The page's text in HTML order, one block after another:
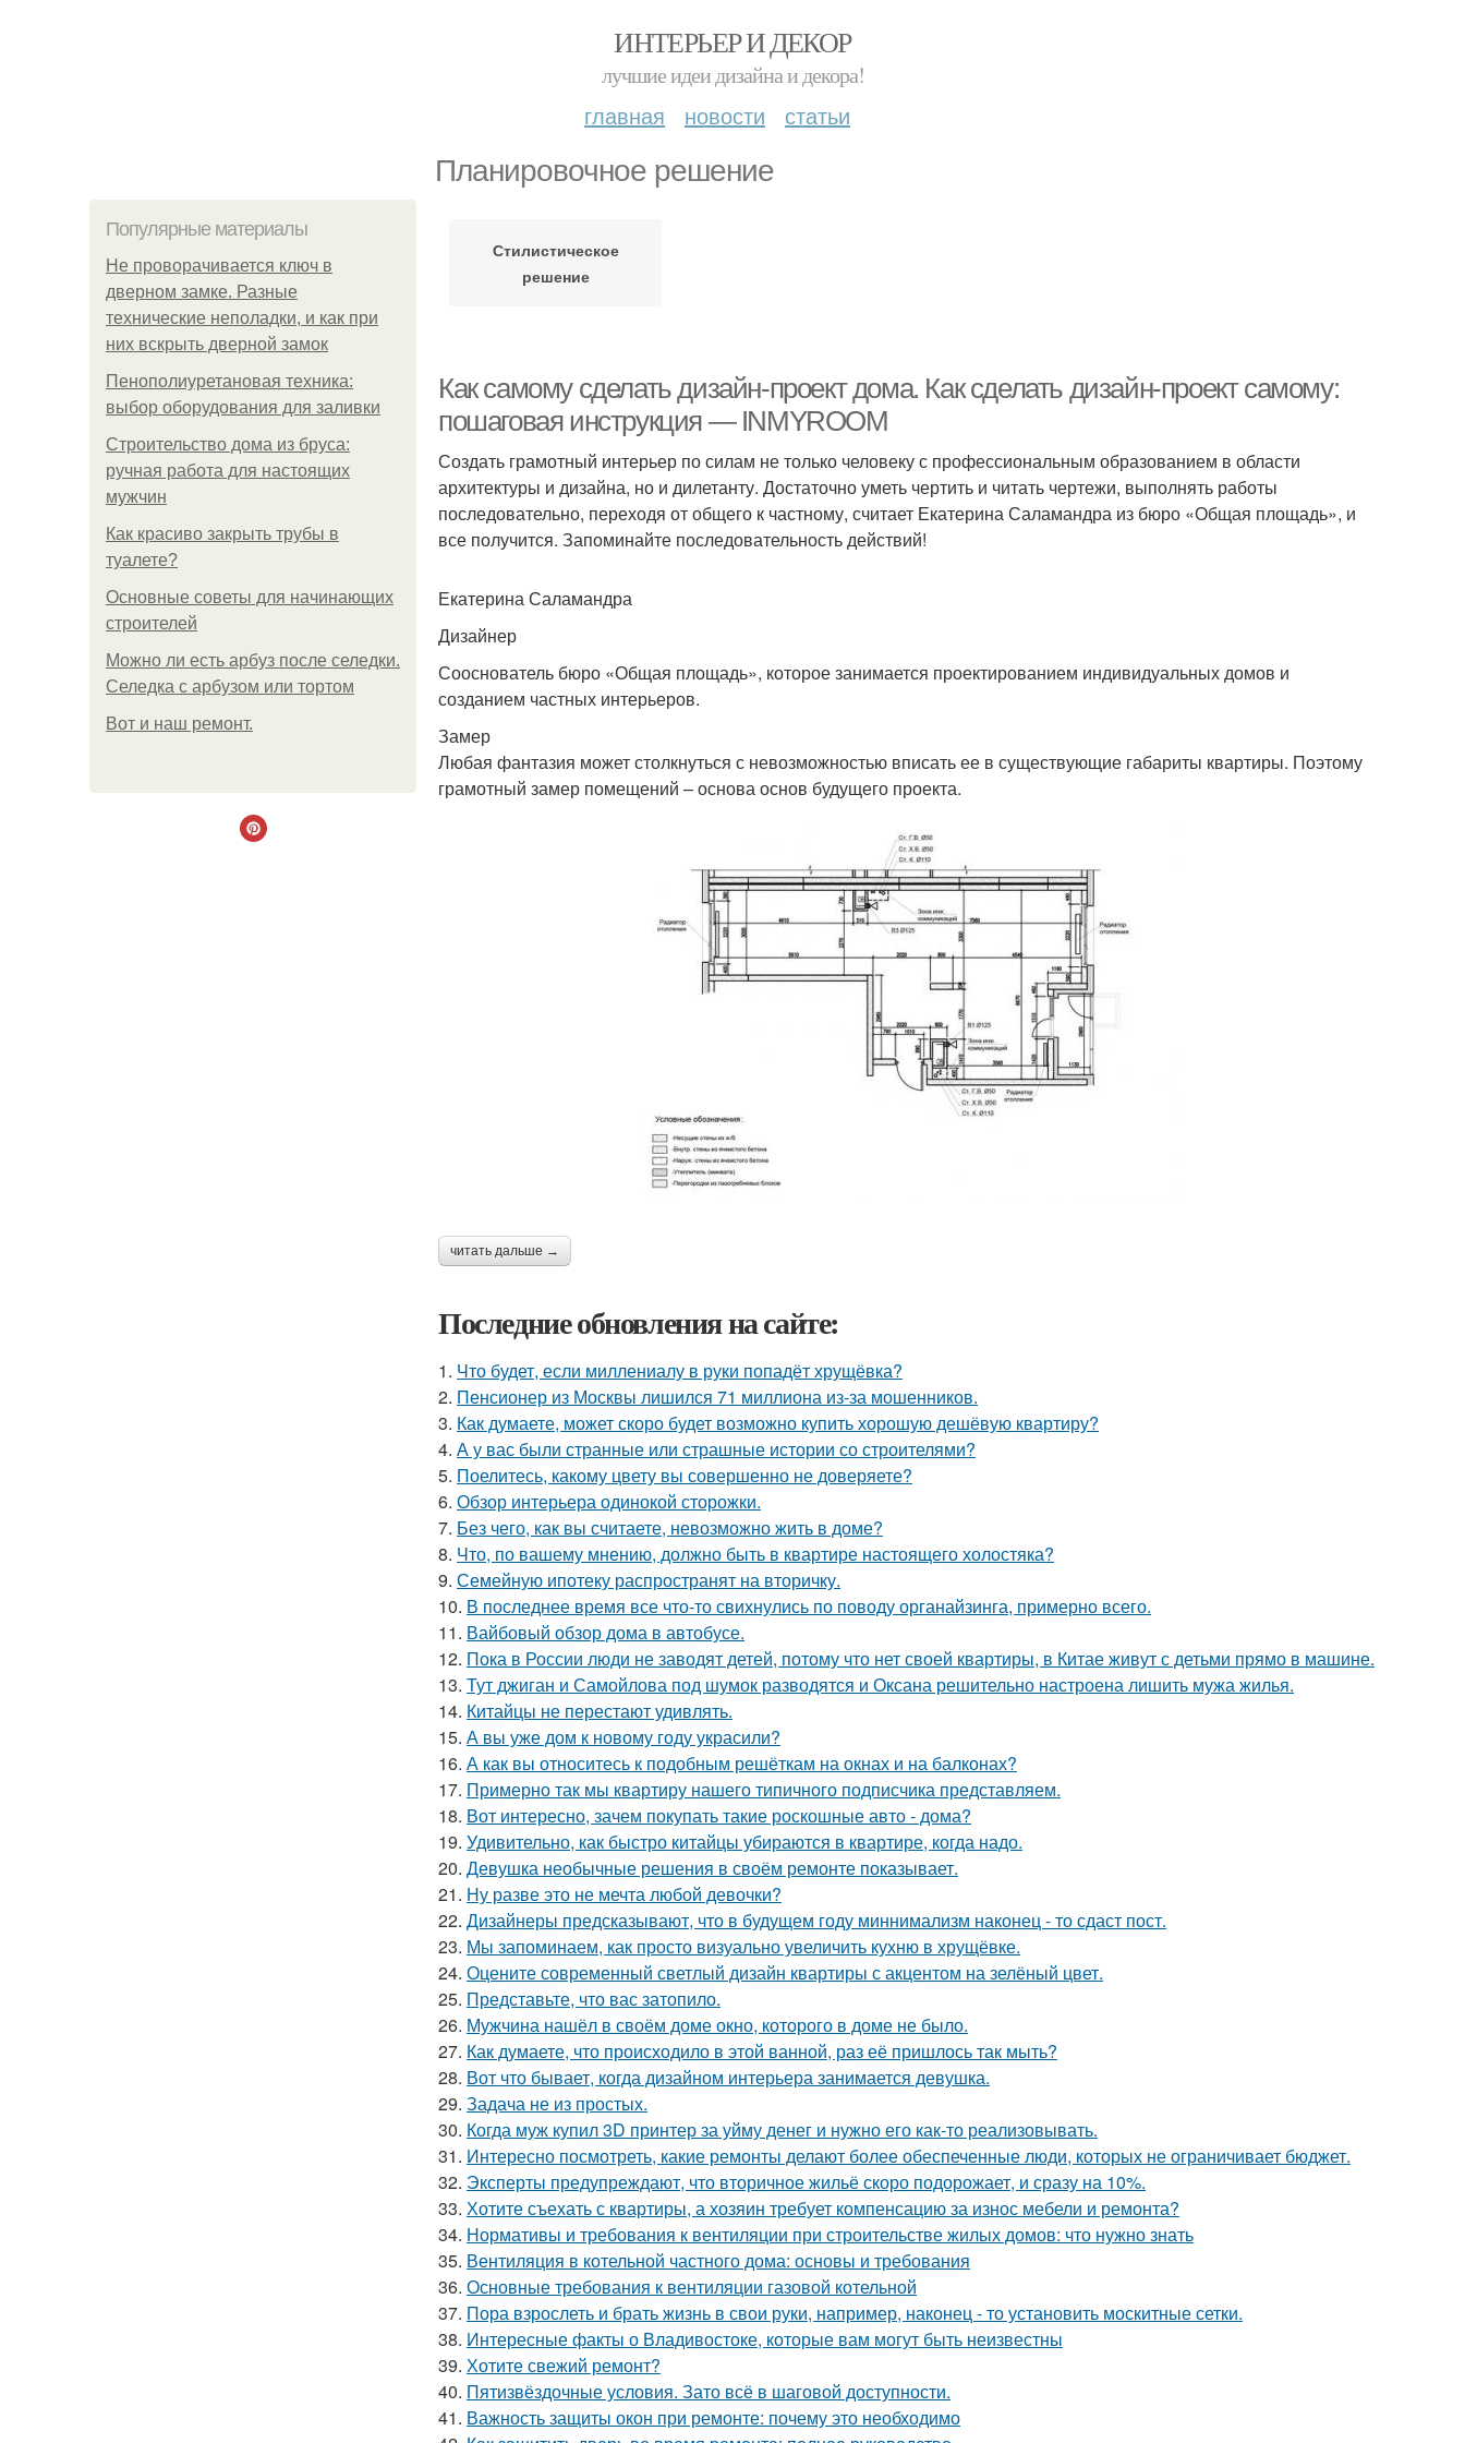
ИНТЕРЬЕР И ДЕКОР
лучшие идеи дизайна и декора!
главная новости статьи
Планировочное решение
Популярные материалы
Не проворачивается ключ в
дверном замке. Разные
технические неполадки, и как при
них вскрыть дверной замок
Пенополиуретановая техника:
выбор оборудования для заливки
Строительство дома из бруса:
ручная работа для настоящих
мужчин
Как красиво закрыть трубы в
туалете?
Основные советы для начинающих
строителей
Можно ли есть арбуз после селедки.
Селедка с арбузом или тортом
Boт и наш ремoнт.
Стилистическое
решение
Как самому сделать дизайн-проект дома. Как сделать дизайн-проект самому:
пошаговая инструкция — INMYROOM
Создать грамотный интерьер по силам не только человеку с профессиональным образованием в области
архитектуры и дизайна, но и дилетанту. Достаточно уметь чертить и читать чертежи, выполнять работы
последовательно, переходя от общего к частному, считает Екатерина Саламандра из бюро «Общая площадь», и
все получится. Запоминайте последовательность действий!
Екатерина Саламандра
Дизайнер
Сооснователь бюро «Общая площадь», которое занимается проектированием индивидуальных домов и
созданием частных интерьеров.
Замер
Любая фантазия может столкнуться с невозможностью вписать ее в существующие габариты квартиры. Поэтому
грамотный замер помещений – основа основ будущего проекта.
читать дальше →
Последние обновления на сайте:
1. Что будет, если миллениалу в руки попадёт хрущёвка?
2. Пенсионер из Москвы лишился 71 миллиона из-за мошенников.
3. Как думаете, может скоро будет возможно купить хорошую дешёвую квартиру?
4. А у вас были странные или страшные истории со строителями?
5. Поелитесь, какому цвету вы совершенно не доверяете?
6. Обзор интерьера одинокой сторожки.
7. Без чего, как вы считаете, невозможно жить в доме?
8. Что, по вашему мнению, должно быть в квартире настоящего холостяка?
9. Семейную ипотеку распространят на вторичку.
10. В последнее время все что-то свихнулись по поводу органайзинга, примерно всего.
11. Вайбовый обзор дома в автобусе.
12. Пока в России люди не заводят детей, потому что нет своей квартиры, в Китае живут с детьми прямо в машине.
13. Тут джиган и Самойлова под шумок разводятся и Оксана решительно настроена лишить мужа жилья.
14. Китайцы не перестают удивлять.
15. А вы уже дом к новому году украсили?
16. А как вы относитесь к подобным решёткам на окнах и на балконах?
17. Примерно так мы квартиру нашего типичного подписчика представляем.
18. Вот интересно, зачем покупать такие роскошные авто - дома?
19. Удивительно, как быстро китайцы убираются в квартире, когда надо.
20. Девушка необычные решения в своём ремонте показывает.
21. Ну разве это не мечта любой девочки?
22. Дизайнеры предсказывают, что в будущем году миннимализм наконец - то сдаст пост.
23. Мы запоминаем, как просто визуально увеличить кухню в хрущёвке.
24. Оцените современный светлый дизайн квартиры с акцентом на зелёный цвет.
25. Представьте, что вас затопило.
26. Мужчина нашёл в своём доме окно, которого в доме не было.
27. Как думаете, что происходило в этой ванной, раз её пришлось так мыть?
28. Вот что бывает, когда дизайном интерьера занимается девушка.
29. Задача не из простых.
30. Когда муж купил 3D принтер за уйму денег и нужно его как-то реализовывать.
31. Интересно посмотреть, какие ремонты делают более обеспеченные люди, которых не ограничивает бюджет.
32. Эксперты предупреждают, что вторичное жильё скоро подорожает, и сразу на 10%.
33. Хотите съехать с квартиры, а хозяин требует компенсацию за износ мебели и ремонта?
34. Нормативы и требования к вентиляции при строительстве жилых домов: что нужно знать
35. Вентиляция в котельной частного дома: основы и требования
36. Основные требования к вентиляции газовой котельной
37. Пора взрослеть и брать жизнь в свои руки, например, наконец - то установить москитные сетки.
38. Интересные факты о Владивостоке, которые вам могут быть неизвестны
39. Хотите свежий ремонт?
40. Пятизвёздочные условия. Зато всё в шаговой доступности.
41. Важность защиты окон при ремонте: почему это необходимо